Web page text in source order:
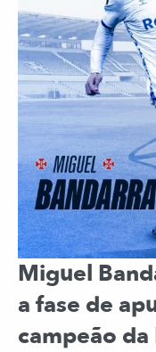
Miguel
a fase de
campeão da